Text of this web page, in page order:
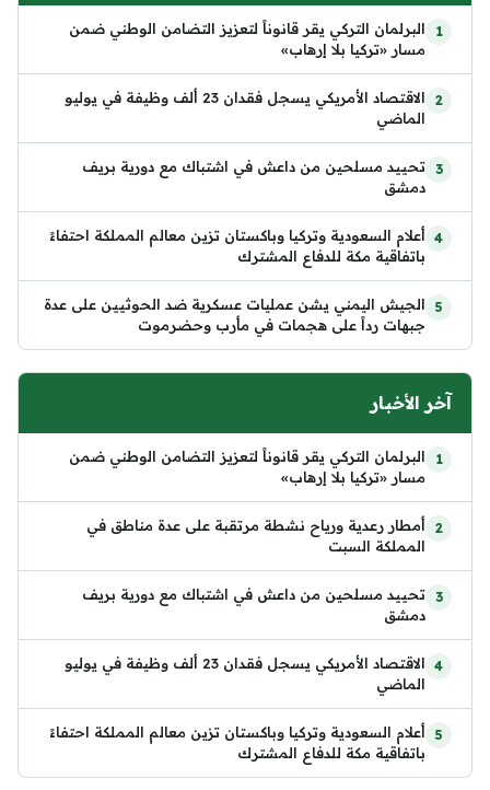
البرلمان التركي يقر قانوناً لتعزيز التضامن الوطني ضمن
مسار «تركيا بلا إرهاب»
الاقتصاد الأمريكي يسجل فقدان 23 ألف وظيفة في يوليو
الماضي
تحييد مسلحين من داعش في اشتباك مع دورية بريف
دمشق
أعلام السعودية وتركيا وباكستان تزين معالم المملكة احتفاءً
باتفاقية مكة للدفاع المشترك
الجيش اليمني يشن عمليات عسكرية ضد الحوثيين على عدة
جبهات رداً على هجمات في مأرب وحضرموت
آخر الأخبار
البرلمان التركي يقر قانوناً لتعزيز التضامن الوطني ضمن
مسار «تركيا بلا إرهاب»
أمطار رعدية ورياح نشطة مرتقبة على عدة مناطق في
المملكة السبت
تحييد مسلحين من داعش في اشتباك مع دورية بريف
دمشق
الاقتصاد الأمريكي يسجل فقدان 23 ألف وظيفة في يوليو
الماضي
أعلام السعودية وتركيا وباكستان تزين معالم المملكة احتفاءً
باتفاقية مكة للدفاع المشترك